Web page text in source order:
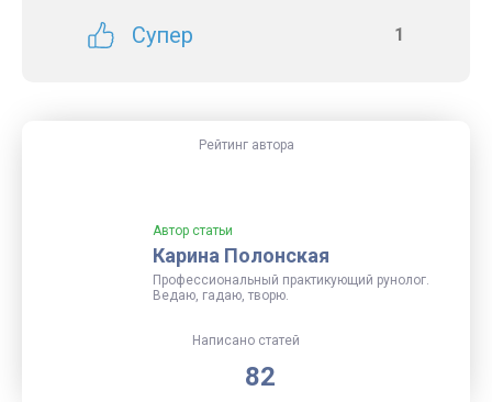
Супер 1
Рейтинг автора
Автор статьи
Карина Полонская
Профессиональный практикующий рунолог.
Ведаю, гадаю, творю.
Написано статей
82